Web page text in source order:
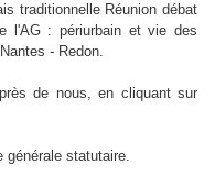
traditionnelle Réunion débat
l'AG : périurbain et vie des
- Redon.
de nous, en cliquant sur
générale statutaire.